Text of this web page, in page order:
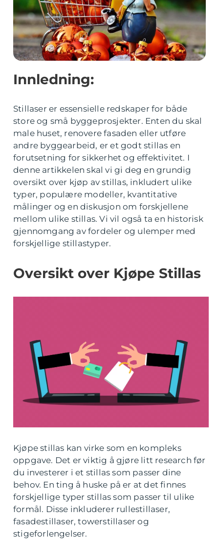
Innledning:
Stillaser er essensielle redskaper for både
store og små byggeprosjekter. Enten du skal
male huset, renovere fasaden eller utføre
andre byggearbeid, er et godt stillas en
forutsetning for sikkerhet og effektivitet. I
denne artikkelen skal vi gi deg en grundig
oversikt over kjøp av stillas, inkludert ulike
typer, populære modeller, kvantitative
målinger og en diskusjon om forskjellene
mellom ulike stillas. Vi vil også ta en historisk
gjennomgang av fordeler og ulemper med
forskjellige stillastyper.
Oversikt over Kjøpe Stillas
Kjøpe stillas kan virke som en kompleks
oppgave. Det er viktig å gjøre litt research før
du investerer i et stillas som passer dine
behov. En ting å huske på er at det finnes
forskjellige typer stillas som passer til ulike
formål. Disse inkluderer rullestillaser,
fasadestillaser, towerstillaser og
stigeforlengelser.